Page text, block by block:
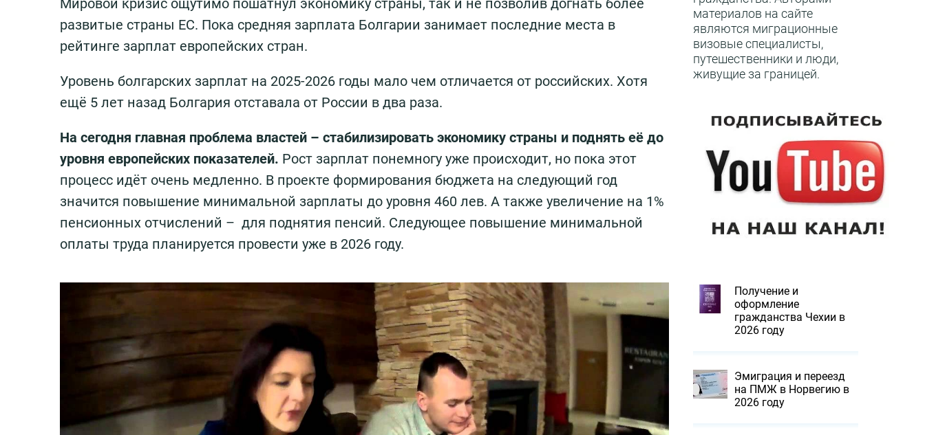
Мировой кризис ощутимо пошатнул экономику страны, так и не позволив догнать более
развитые страны ЕС. Пока средняя зарплата Болгарии занимает последние места в
рейтинге зарплат европейских стран.
Уровень болгарских зарплат на 2025-2026 годы мало чем отличается от российских. Хотя
ещё 5 лет назад Болгария отставала от России в два раза.
На сегодня главная проблема властей – стабилизировать экономику страны и поднять её до
уровня европейских показателей. Рост зарплат понемногу уже происходит, но пока этот
процесс идёт очень медленно. В проекте формирования бюджета на следующий год
значится повышение минимальной зарплаты до уровня 460 лев. А также увеличение на 1%
пенсионных отчислений – для поднятия пенсий. Следующее повышение минимальной
оплаты труда планируется провести уже в 2026 году.
материалов на сайте
являются миграционные
визовые специалисты,
путешественники и люди,
живущие за границей.
Получение и
оформление
гражданства Чехии в
2026 году
Эмиграция и переезд
на ПМЖ в Норвегию в
2026 году